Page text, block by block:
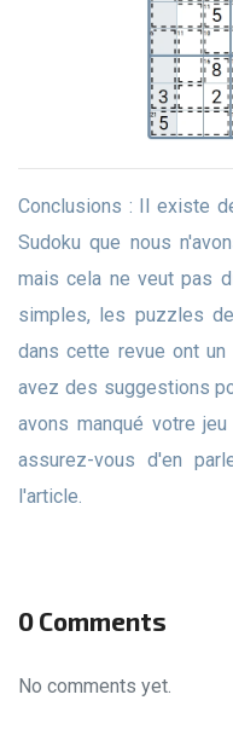
Conclusions : Il existe de nombreuses autres variantes du
Sudoku que nous
mais cela ne veut pas
simples, les puzzles
dans cette revue ont
avez des suggestions
avons manqué votre
assurez-vous d'en
l'article.
0 Comments
No comments yet.